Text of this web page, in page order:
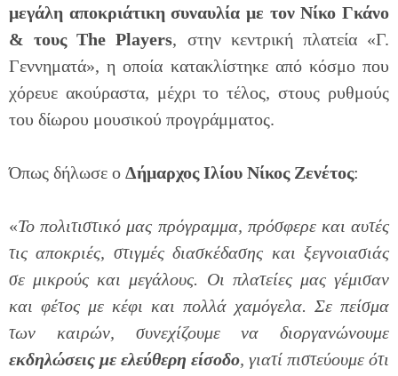
μεγάλη αποκριάτικη συναυλία με τον Νίκο Γκάνο
& τουςThe Players, στην κεντρική πλατεία «Γ.
Γεννηματά», η οποία κατακλίστηκε από κόσμο που
χόρευε ακούραστα, μέχρι το τέλος, στους ρυθμούς
του δίωρου μουσικού προγράμματος.
Όπως δήλωσε ο Δήμαρχος Ιλίου Νίκος Ζενέτος:
«Το πολιτιστικό μας πρόγραμμα, πρόσφερε και αυτές
τις αποκριές, στιγμές διασκέδασης και ξεγνοιασιάς
σε μικρούς και μεγάλους. Οι πλατείες μας γέμισαν
και φέτος με κέφι και πολλά χαμόγελα. Σε πείσμα
των καιρών, συνεχίζουμε να διοργανώνουμε
εκδηλώσεις με ελεύθερη είσοδο, γιατί πιστεύουμε ότι